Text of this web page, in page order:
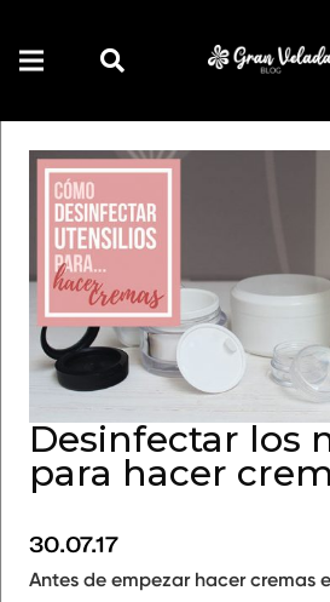
Desinfectar los
para hacer
30.07.17
Antes de empezar hacer cremas